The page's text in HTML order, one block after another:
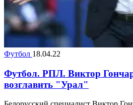
Футбол 18.04.22
Футбол. РПЛ. Виктор
возглавить "Урал"